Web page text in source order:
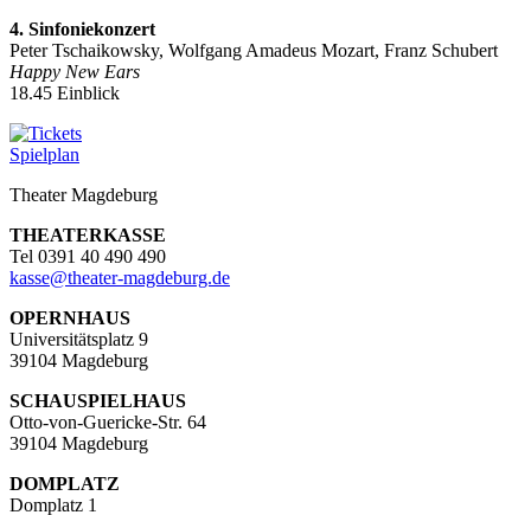
4. Sinfoniekonzert
Peter Tschaikowsky, Wolfgang Amadeus Mozart, Franz Schubert
Happy New Ears
18.45 Einblick
Spielplan
Theater Magdeburg
THEATERKASSE
Tel 0391 40 490 490
kasse@theater-magdeburg.de
OPERNHAUS
Universitätsplatz 9
39104 Magdeburg
SCHAUSPIELHAUS
Otto-von-Guericke-Str. 64
39104 Magdeburg
DOMPLATZ
Domplatz 1